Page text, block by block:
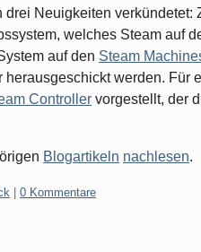
Neuigkeiten verkündetet:
welches Steam auf
auf den Steam
herausgeschickt werden. Für
Controller vorgestellt, der
Blogartikeln nachlesen.
| 0 Kommentare